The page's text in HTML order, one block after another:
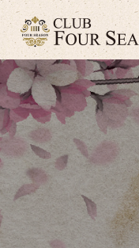
HOME
FOUR SEASON